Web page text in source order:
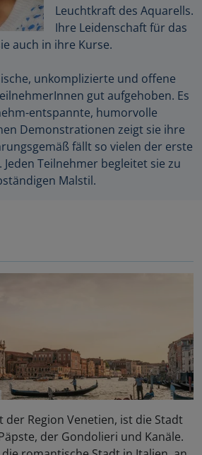
Leuchtkraft des Aquarells.
Ihre Leidenschaft für das
auch in ihre Kurse.
unkomplizierte und offene
gut aufgehoben. Es
entspannte, humorvolle
Demonstrationen zeigt sie ihre
fällt so vielen der erste
Teilnehmer begleitet sie zu
Malstil.
der Region Venetien, ist die Stadt
der Gondolieri und Kanäle.